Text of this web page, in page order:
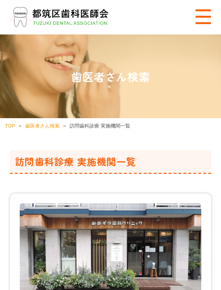
歯医者さん検索
TOP 歯医者さん検索 訪問歯科診療 実施機関一覧
訪問歯科診療 実施機関一覧